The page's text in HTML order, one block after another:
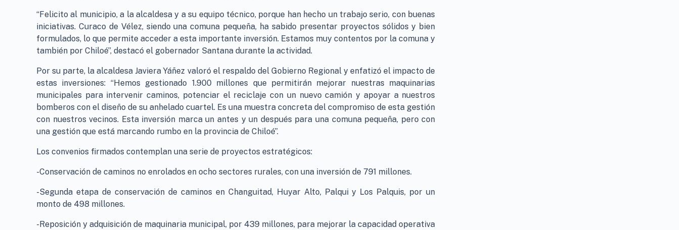
“Felicito al municipio, a la alcaldesa y a su equipo técnico, porque han hecho un trabajo serio, con buenas
iniciativas. Curaco de Vélez, siendo una comuna pequeña, ha sabido presentar proyectos sólidos y bien
formulados, lo que permite acceder a esta importante inversión. Estamos muy contentos por la comuna y
también por Chiloé”, destacó el gobernador Santana durante la actividad.
Por su parte, la alcaldesa Javiera Yáñez valoró el respaldo del Gobierno Regional y enfatizó el impacto de
estas inversiones: “Hemos gestionado 1.900 millones que permitirán mejorar nuestras maquinarias
municipales para intervenir caminos, potenciar el reciclaje con un nuevo camión y apoyar a nuestros
bomberos con el diseño de su anhelado cuartel. Es una muestra concreta del compromiso de esta gestión
con nuestros vecinos. Esta inversión marca un antes y un después para una comuna pequeña, pero con
una gestión que está marcando rumbo en la provincia de Chiloé”.
Los convenios firmados contemplan una serie de proyectos estratégicos:
-Conservación de caminos no enrolados en ocho sectores rurales, con una inversión de 791 millones.
-Segunda etapa de conservación de caminos en Changuitad, Huyar Alto, Palqui y Los Palquis, por un
monto de 498 millones.
-Reposición y adquisición de maquinaria municipal, por 439 millones, para mejorar la capacidad operativa